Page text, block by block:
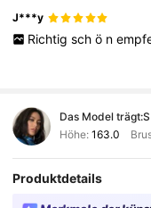
J***y
Richtig sch ö n
Das Model trägt:S
Höhe: 163.0
Produktdetails